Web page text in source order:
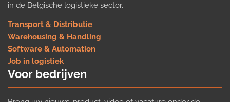
in de Belgische logistieke sector.
Transport & Distributie
Warehousing & Handling
Software & Automation
Job in logistiek
Voor bedrijven